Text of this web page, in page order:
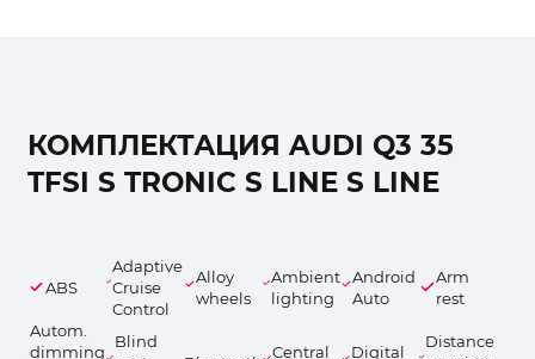
КОМПЛЕКТАЦИЯ AUDI Q3 35
TFSI S TRONIC S LINE S LINE
ABS
Adaptive
Cruise
Control
Alloy
wheels
Ambient
lighting
Android
Auto
Arm
rest
Autom.
dimming
Blind
Central
Digital
Distance